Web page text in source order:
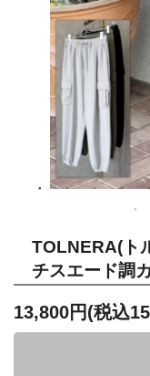
TOLNERA(ト
チスエード調
13,800円(税込